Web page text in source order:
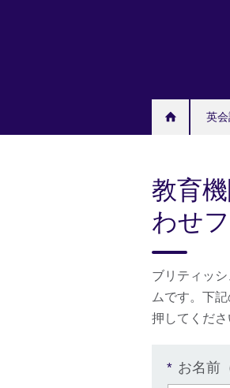
英
教育
わせ
ブリティッ
ムです。下
押してくださ
* お名前